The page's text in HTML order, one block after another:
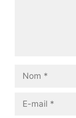
mail